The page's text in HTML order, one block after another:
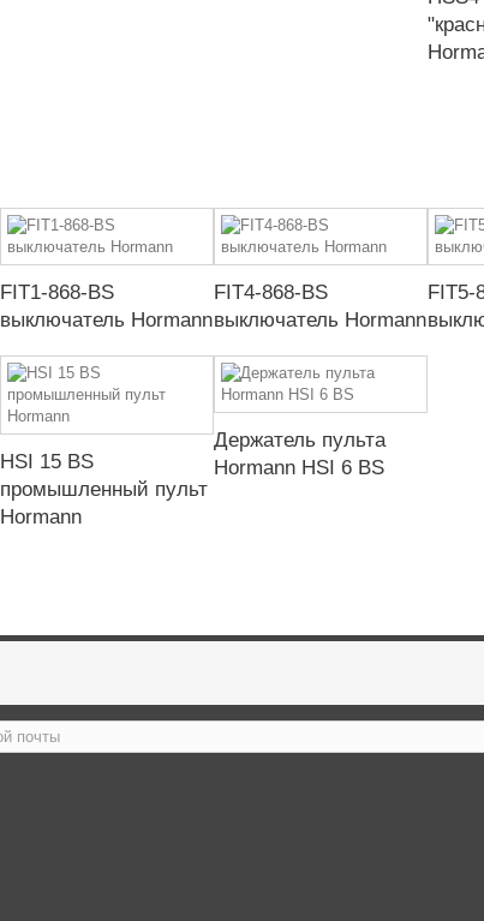
FIT1-868-BS
выключатель Hormann
FIT4-868-BS
выключатель Hormann
FIT5-
HSI 15 BS
промышленный пульт
Hormann
Держатель пульта
Hormann HSI 6 BS